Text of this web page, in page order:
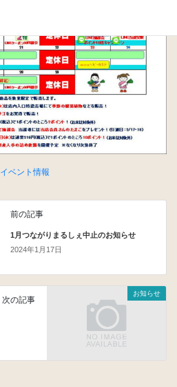
イベント情報
前の記事
1月つながりまるしぇ中止のお知らせ
2024年1月17日
お知らせ
次の記事